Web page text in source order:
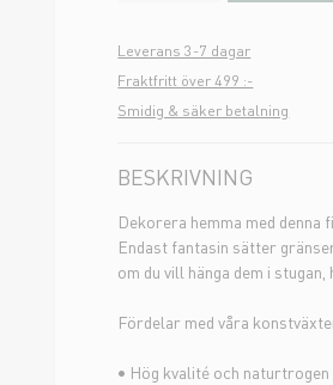
Leverans 3-7 dagar
Fraktfritt över 499 :-
Smidig & säker betalning
BESKRIVNING
Dekorera hemma med denna
Endast fantasin sätter
om du vill hänga dem i
Fördelar med våra
• Hög kvalité och